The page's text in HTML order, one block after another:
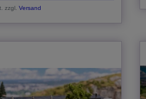
zzgl.Versand